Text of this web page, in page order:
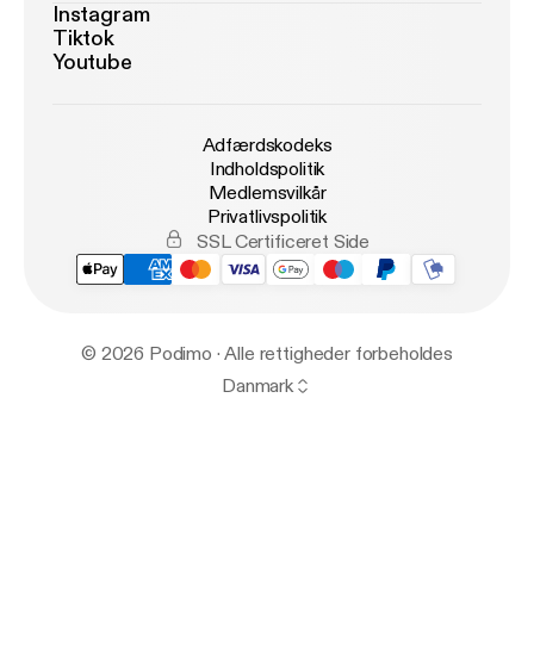
Instagram
Tiktok
Youtube
Adfærdskodeks
Indholdspolitik
Medlemsvilkår
Privatlivspolitik
SSL Certificeret Side
© 2026 Podimo · Alle rettigheder forbeholdes
Danmark